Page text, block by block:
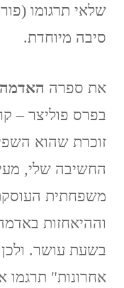
סיבה מיוחדת.
את ספרה
זוכרת שהוא
החשיבה שלי,
משפחתית
וההיאחזות
בשעת עושר.
אחרונות" תרגמו